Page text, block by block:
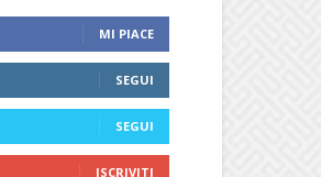
MI PIACE
SEGUI
SEGUI
ISCRIVITI